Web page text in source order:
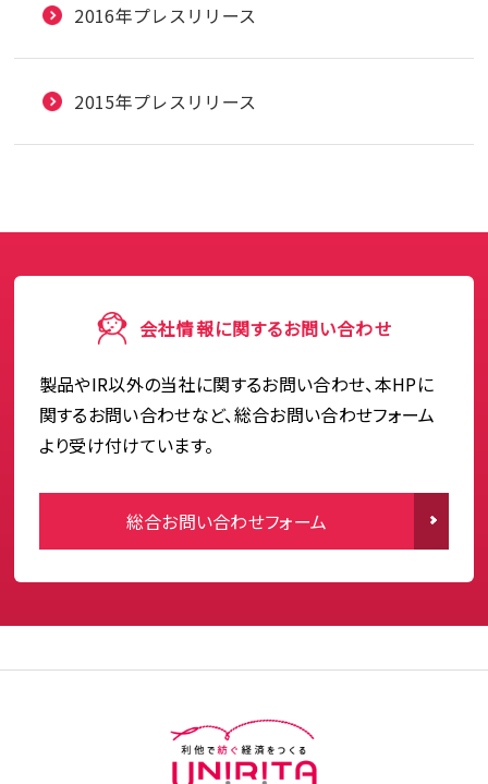
2016年プレスリリース
2015年プレスリリース
会社情報に関するお問い合わせ
製品やIR以外の当社に関するお問い合わせ、本HPに
関するお問い合わせなど、総合お問い合わせフォーム
より受け付けています。
総合お問い合わせフォーム